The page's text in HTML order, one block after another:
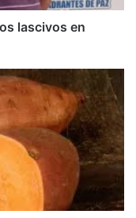
lascivos en